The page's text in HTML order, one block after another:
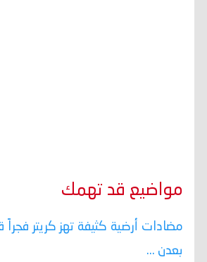
مواضيع قد تهمك
مضادات أرضية كثيفة تهز كريتر
بعدن ...